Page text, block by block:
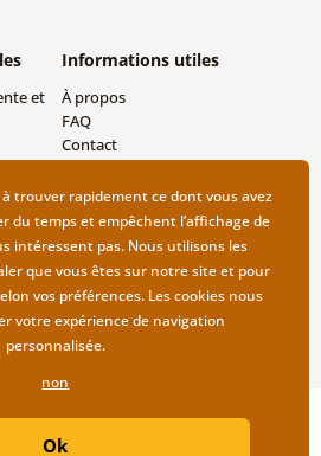
et
Informations utiles
À propos
FAQ
Contact
©2019 © Dovido.fr.
| Boutique en ligne créée par
trouver rapidement ce dont vous avez
du temps et empêchent l’affichage de
intéressent pas. Nous utilisons les
que vous êtes sur notre site et pour
vos préférences. Les cookies nous
votre expérience de navigation
personnalisée.
non
Ok